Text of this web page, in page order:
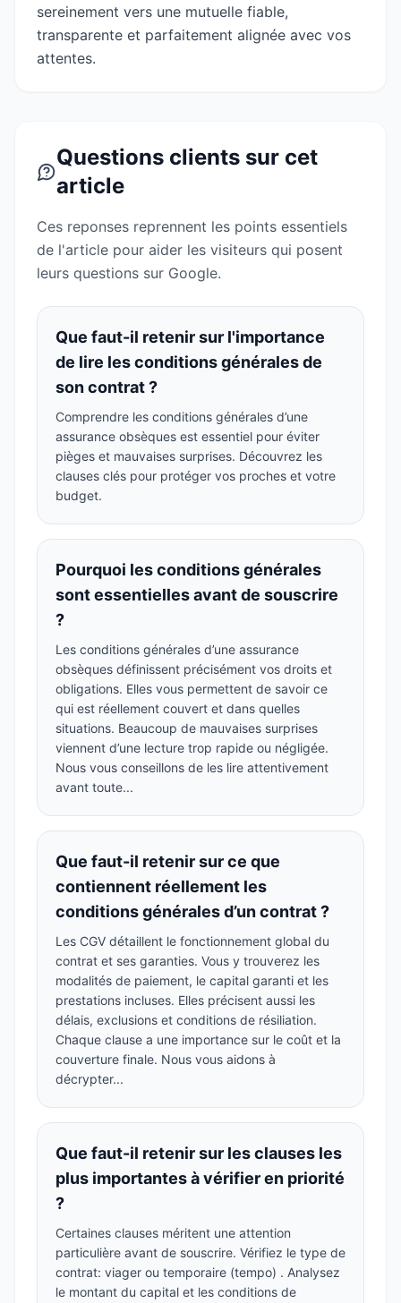
sereinement vers une mutuelle fiable,
transparente et parfaitement alignée avec vos
attentes.
Questions clients sur cet
article
Ces reponses reprennent les points essentiels
de l'article pour aider les visiteurs qui posent
leurs questions sur Google.
Que faut-il retenir sur l'importance
de lire les conditions générales de
son contrat ?
Comprendre les conditions générales d’une
assurance obsèques est essentiel pour éviter
pièges et mauvaises surprises. Découvrez les
clauses clés pour protéger vos proches et votre
budget.
Pourquoi les conditions générales
sont essentielles avant de souscrire
?
Les conditions générales d’une assurance
obsèques définissent précisément vos droits et
obligations. Elles vous permettent de savoir ce
qui est réellement couvert et dans quelles
situations. Beaucoup de mauvaises surprises
viennent d’une lecture trop rapide ou négligée.
Nous vous conseillons de les lire attentivement
avant toute...
Que faut-il retenir sur ce que
contiennent réellement les
conditions générales d’un contrat ?
Les CGV détaillent le fonctionnement global du
contrat et ses garanties. Vous y trouverez les
modalités de paiement, le capital garanti et les
prestations incluses. Elles précisent aussi les
délais, exclusions et conditions de résiliation.
Chaque clause a une importance sur le coût et la
couverture finale. Nous vous aidons à
décrypter...
Que faut-il retenir sur les clauses les
plus importantes à vérifier en priorité
?
Certaines clauses méritent une attention
particulière avant de souscrire. Vérifiez le type de
contrat: viager ou temporaire (tempo) . Analysez
le montant du capital et les conditions de